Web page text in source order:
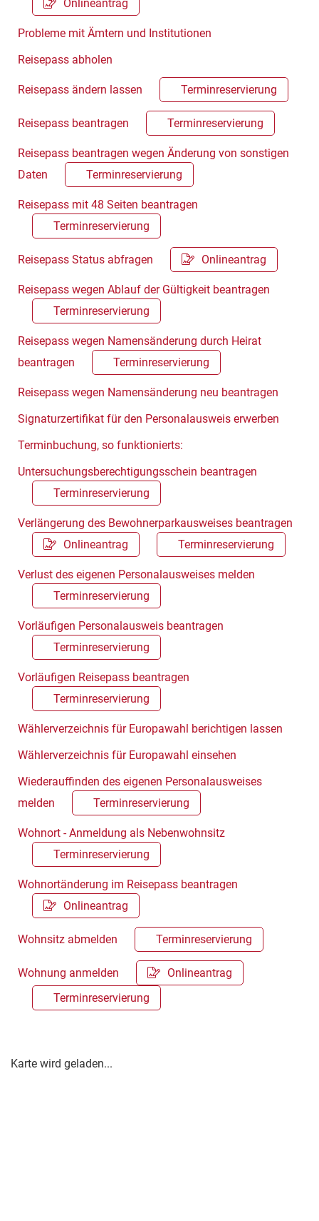
Onlineantrag
Probleme mit Ämtern und Institutionen
Reisepass abholen
Reisepass ändern lassen Terminreservierung
Reisepass beantragen Terminreservierung
Reisepass beantragen wegen Änderung von sonstigen
Daten
Terminreservierung
Reisepass mit 48 Seiten beantragen
Terminreservierung
Reisepass Status abfragen Onlineantrag
Reisepass wegen Ablauf der Gültigkeit beantragen
Terminreservierung
Reisepass wegen Namensänderung durch Heirat
beantragen
Terminreservierung
Reisepass wegen Namensänderung neu beantragen
Signaturzertifikat für den Personalausweis erwerben
Terminbuchung, so funktionierts:
Untersuchungsberechtigungsschein beantragen
Terminreservierung
Verlängerung des Bewohnerparkausweises beantragen
Onlineantrag
Terminreservierung
Verlust des eigenen Personalausweises melden
Terminreservierung
Vorläufigen Personalausweis beantragen
Terminreservierung
Vorläufigen Reisepass beantragen
Terminreservierung
Wählerverzeichnis für Europawahl berichtigen lassen
Wählerverzeichnis für Europawahl einsehen
Wiederauffinden des eigenen Personalausweises
melden
Terminreservierung
Wohnort - Anmeldung als Nebenwohnsitz
Terminreservierung
Wohnortänderung im Reisepass beantragen
Onlineantrag
Wohnsitz abmelden Terminreservierung
Wohnung anmelden
Onlineantrag
Terminreservierung
Karte wird geladen...